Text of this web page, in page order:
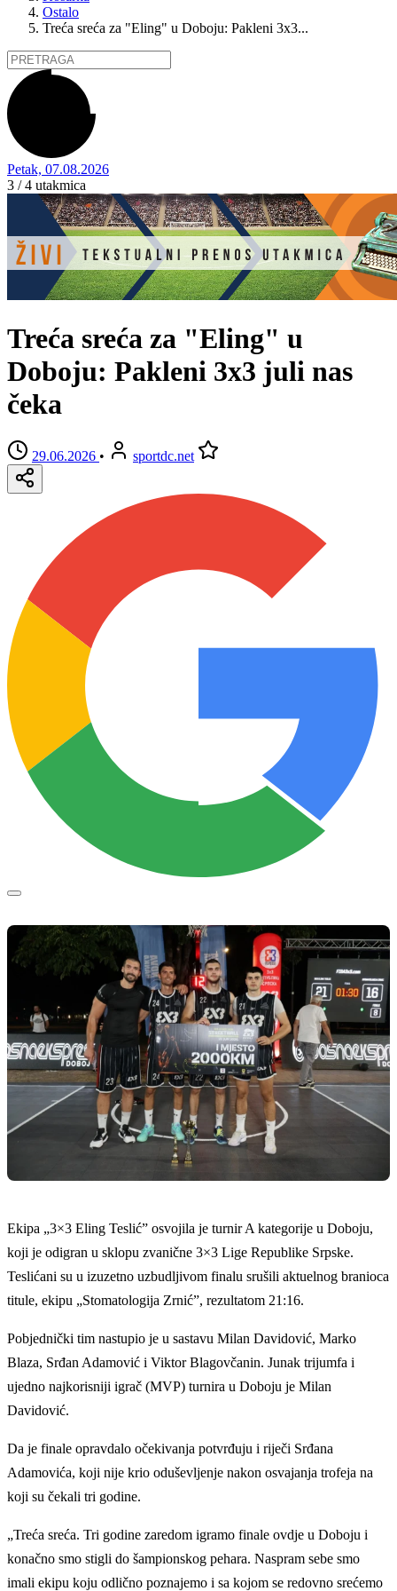
Ostalo
Treća sreća za "Eling" u Doboju: Pakleni 3x3...
Petak, 07.08.2026
3 / 4 utakmica
Treća sreća za "Eling" u
Doboju: Pakleni 3x3 juli nas
čeka
29.06.2026 • sportdc.net
Ekipa „3×3 Eling Teslić” osvojila je turnir A kategorije u Doboju,
koji je odigran u sklopu zvanične 3×3 Lige Republike Srpske.
Teslićani su u izuzetno uzbudljivom finalu srušili aktuelnog branioca
titule, ekipu „Stomatologija Zrnić”, rezultatom 21:16.
Pobjednički tim nastupio je u sastavu Milan Davidović, Marko
Blaza, Srđan Adamović i Viktor Blagovčanin. Junak trijumfa i
ujedno najkorisniji igrač (MVP) turnira u Doboju je Milan
Davidović.
Da je finale opravdalo očekivanja potvrđuju i riječi Srđana
Adamovića, koji nije krio oduševljenje nakon osvajanja trofeja na
koji su čekali tri godine.
„Treća sreća. Tri godine zaredom igramo finale ovdje u Doboju i
konačno smo stigli do šampionskog pehara. Naspram sebe smo
imali ekipu koju odlično poznajemo i sa kojom se redovno srećemo